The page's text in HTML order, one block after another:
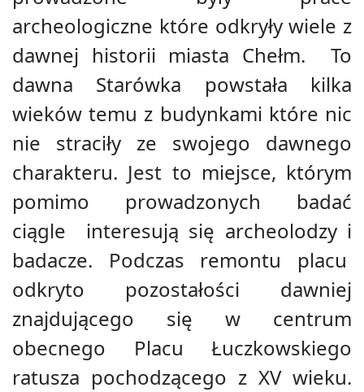
archeologiczne które odkryły wiele z
dawnej historii miasta Chełm. To
dawna Starówka powstała kilka
wieków temu z budynkami które nic
nie straciły ze swojego dawnego
charakteru. Jest to miejsce, którym
pomimo prowadzonych badać
ciągle interesują się archeolodzy i
badacze. Podczas remontu placu
odkryto pozostałości dawniej
znajdującego się w centrum
obecnego Placu Łuczkowskiego
ratusza pochodzącego z XV wieku.